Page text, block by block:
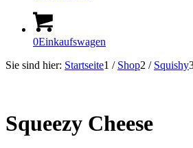
0Einkaufswagen
Sie sind hier: Startseite1 / Shop2 / Squishy
Squeezy Cheese